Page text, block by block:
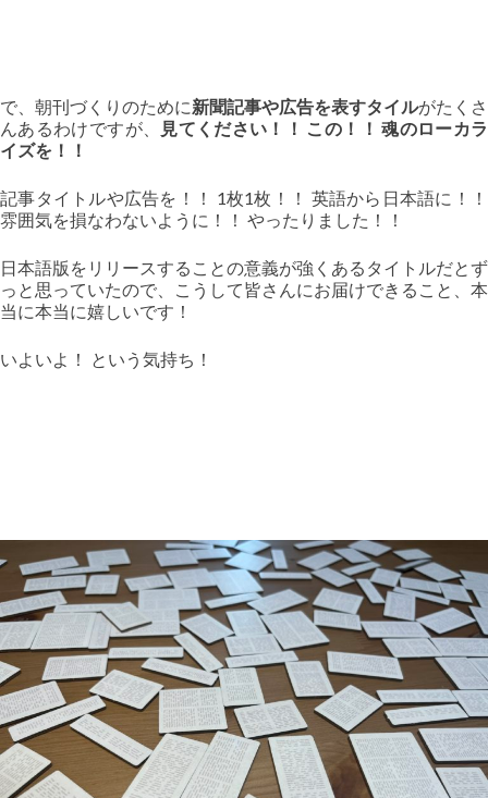
で、朝刊づくりのために新聞記事や広告を表すタイルがたくさ
んあるわけですが、
見てください！！ この！！ 魂のローカラ
イズを！！
記事タイトルや広告を！！ 1枚1枚！！ 英語から日本語に！！
雰囲気を損なわないように！！ やったりました！！
日本語版をリリースすることの意義が強くあるタイトルだとず
っと思っていたので、こうして皆さんにお届けできること、本
当に本当に嬉しいです！
いよいよ！ という気持ち！